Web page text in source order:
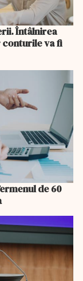
Întâlnirea
va fi
de 60